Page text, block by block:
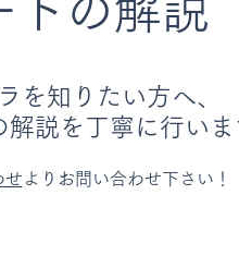
トの解説
を知りたい方へ、
説を丁寧に行い
せ よりお問い合わせ下さい！